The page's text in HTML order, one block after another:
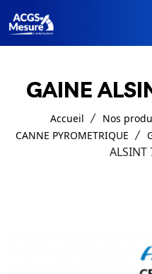
Nos Produits
A Propos
GAINE
Accueil Nos
CANNE PYROMETRIQUE
ALSINT